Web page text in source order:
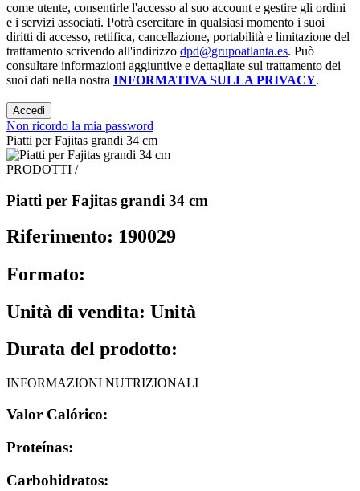
come utente, consentirle l'accesso al suo account e gestire gli ordini
e i servizi associati. Potrà esercitare in qualsiasi momento i suoi
diritti di accesso, rettifica, cancellazione, portabilità e limitazione del
trattamento scrivendo all'indirizzo dpd@grupoatlanta.es. Può
consultare informazioni aggiuntive e dettagliate sul trattamento dei
suoi dati nella nostra INFORMATIVA SULLA PRIVACY.
Accedi
Non ricordo la mia password
Piatti per Fajitas grandi 34 cm
PRODOTTI /
Piatti per Fajitas grandi 34 cm
Riferimento: 190029
Formato:
Unità di vendita: Unità
Durata del prodotto:
INFORMAZIONI NUTRIZIONALI
Valor Calórico:
Proteínas:
Carbohidratos: